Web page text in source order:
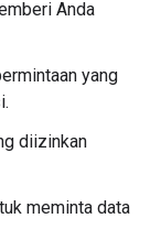
Anda
yang
diizinkan
meminta data